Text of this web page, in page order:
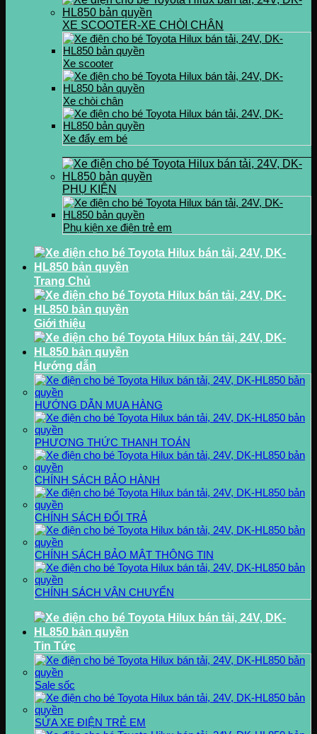
XE SCOOTER-XE CHÒI CHÂN
Xe scooter
Xe chòi chân
Xe đẩy em bé
PHỤ KIỆN
Phụ kiện xe điện trẻ em
Trang Chủ
Giới thiệu
Hướng dẫn
HƯỚNG DẪN MUA HÀNG
PHƯƠNG THỨC THANH TOÁN
CHÍNH SÁCH BẢO HÀNH
CHÍNH SÁCH ĐỔI TRẢ
CHÍNH SÁCH BẢO MẬT THÔNG TIN
CHÍNH SÁCH VẬN CHUYỂN
Tin Tức
Sale sốc
SỬA XE ĐIỆN TRẺ EM